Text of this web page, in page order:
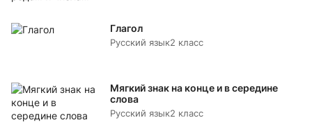
Глагол
Русский язык2 класс
Мягкий знак на конце и в середине
слова
Русский язык2 класс